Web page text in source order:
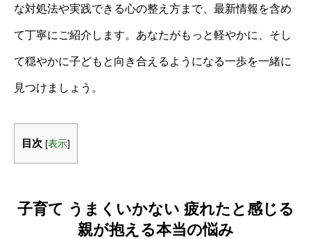
な対処法や実践できる心の整え方まで、最新情報を含め
て丁寧にご紹介します。あなたがもっと軽やかに、そし
て穏やかに子どもと向き合えるようになる一歩を一緒に
見つけましょう。
目次 [表示]
子育て うまくいかない 疲れたと感じる
親が抱える本当の悩み